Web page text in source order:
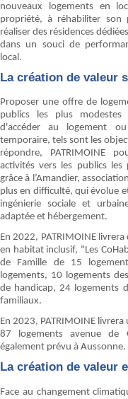
nouveaux logements en
propriété, à réhabiliter son
réaliser des résidences
dans un souci de
local.
La création de valeur
Proposer une offre de
publics les plus
d'accéder au logement
temporaire, tels sont les
répondre, PATRIMOINE
activités vers les publics
grâce à l’Amandier,
plus en difficulté, qui évolue
ingénierie sociale et
adaptée et hébergement.
En 2022, PATRIMOINE
en habitat inclusif, "Les
de Famille de 15
logements, 10 logements
de handicap, 24 logements
familiaux.
En 2023, PATRIMOINE livrera
87 logements avenue de
également prévu à Aussonne.
La création de valeur
Face au changement